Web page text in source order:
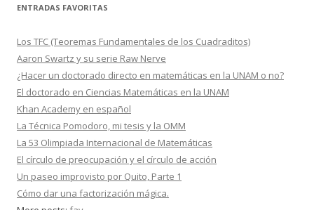
ENTRADAS FAVORITAS
Los TFC (Teoremas Fundamentales de los Cuadraditos)
Aaron Swartz y su serie Raw Nerve
¿Hacer un doctorado directo en matemáticas en la UNAM o no?
El doctorado en Ciencias Matemáticas en la UNAM
Khan Academy en español
La Técnica Pomodoro, mi tesis y la OMM
La 53 Olimpiada Internacional de Matemáticas
El círculo de preocupación y el círculo de acción
Un paseo improvisto por Quito, Parte 1
Cómo dar una factorización mágica.